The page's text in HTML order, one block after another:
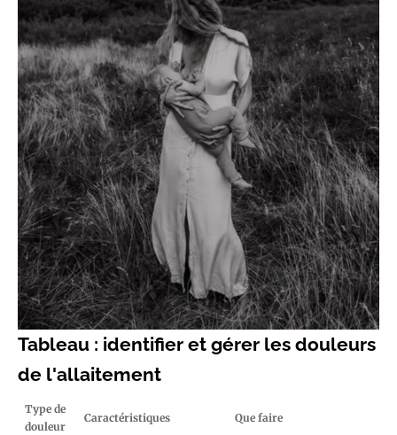
Tableau : identifier et gérer les douleurs
de l'allaitement
Type de
douleur
Caractéristiques Que faire